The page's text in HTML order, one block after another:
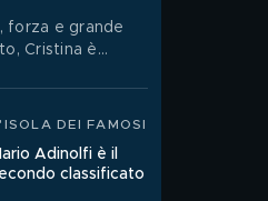
forza e grande
Cristina è
DEI FAMOSI
Adinolfi è il
classificato